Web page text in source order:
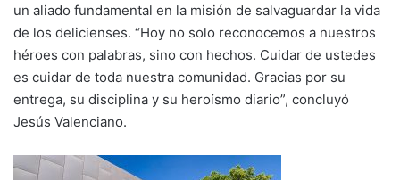
un aliado fundamental en la misión de salvaguardar la vida
de los delicienses. “Hoy no solo reconocemos a nuestros
héroes con palabras, sino con hechos. Cuidar de ustedes
es cuidar de toda nuestra comunidad. Gracias por su
entrega, su disciplina y su heroísmo diario”, concluyó
Jesús Valenciano.